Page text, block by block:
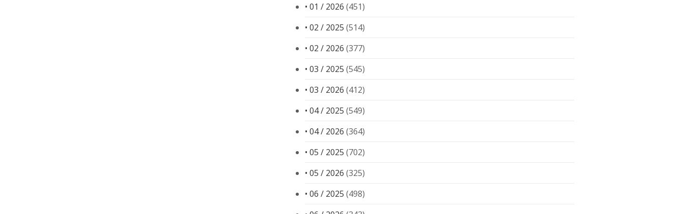
• 01 / 2026 (451)
• 02 / 2025 (514)
• 02 / 2026 (377)
• 03 / 2025 (545)
• 03 / 2026 (412)
• 04 / 2025 (549)
• 04 / 2026 (364)
• 05 / 2025 (702)
• 05 / 2026 (325)
• 06 / 2025 (498)